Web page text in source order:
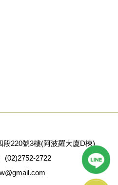
段220號3樓(阿波羅大廈D棟)
(02)2752-2722